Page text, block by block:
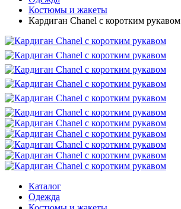
Костюмы и жакеты
Кардиган Chanel с коротким рукавом
Каталог
Одежда